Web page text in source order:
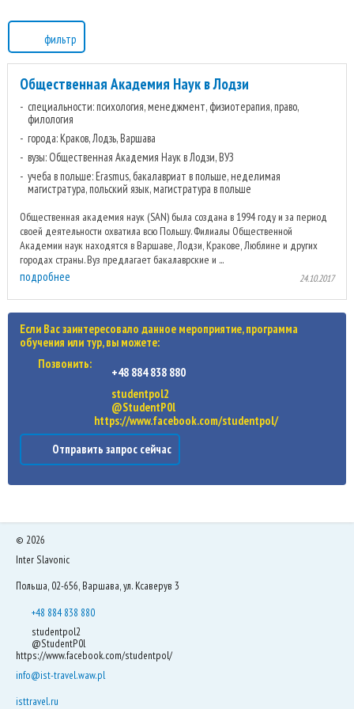
фильтр
Общественная Академия Наук в Лодзи
специальности: психология, менеджмент, физиотерапия, право,
филология
города: Краков, Лодзь, Варшава
вузы: Общественная Академия Наук в Лодзи, ВУЗ
учеба в польше: Erasmus, бакалавриат в польше, неделимая
магистратура, польский язык, магистратура в польше
Общественная академия наук (SAN) была создана в 1994 году и за период
своей деятельности охватила всю Польшу. Филиалы Общественной
Академии наук находятся в Варшаве, Лодзи, Кракове, Люблине и других
городах страны. Вуз предлагает бакалаврские и ...
подробнее 24.10.2017
Если Вас заинтересовало данное мероприятие, программа
обучения или тур, вы можете:
Позвонить:
+48 884 838 880
studentpol2
@StudentP0l
https://www.facebook.com/studentpol/
Отправить запрос сейчас
© 2026
Inter Slavonic
Польша, 02-656, Варшава, ул. Ксаверув 3
+48 884 838 880
studentpol2
@StudentP0l
https://www.facebook.com/studentpol/
info@ist-travel.waw.pl
isttravel.ru